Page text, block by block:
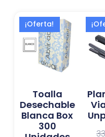
¡Oferta!
Toalla
Desechable
Blanca Box
300
El
precio
original
era:
30,99 €.
El
precio
actual
es:
27,99 €.